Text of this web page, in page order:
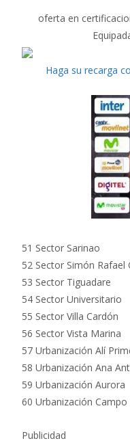
oferta en
Haga su recarga
51 Sector Sarinao
52 Sector Simón Rafael
53 Sector Tiguadare
54 Sector Universitario
55 Sector Villa Cardón
56 Sector Vista Marina
57 Urbanización Alí
58 Urbanización Ana
59 Urbanización Aurora
60 Urbanización Campo
Publicidad